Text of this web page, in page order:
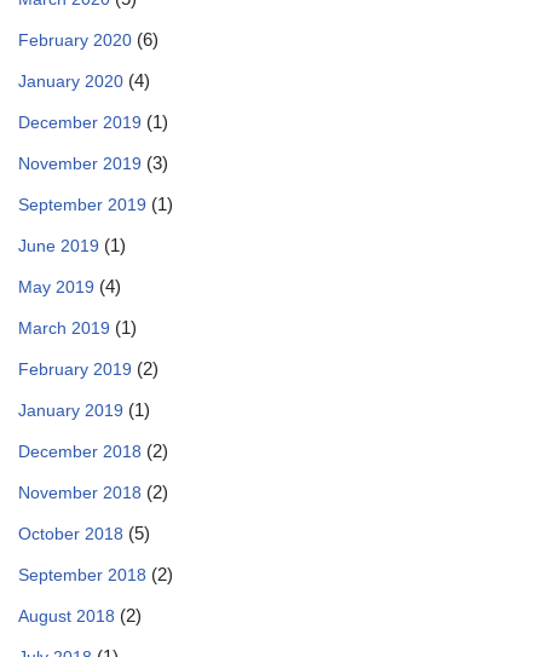
February 2020 (6)
January 2020 (4)
December 2019 (1)
November 2019 (3)
September 2019 (1)
June 2019 (1)
May 2019 (4)
March 2019 (1)
February 2019 (2)
January 2019 (1)
December 2018 (2)
November 2018 (2)
October 2018 (5)
September 2018 (2)
August 2018 (2)